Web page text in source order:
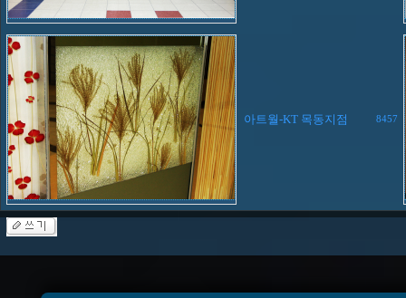
아트월-KT 목동지점 8457